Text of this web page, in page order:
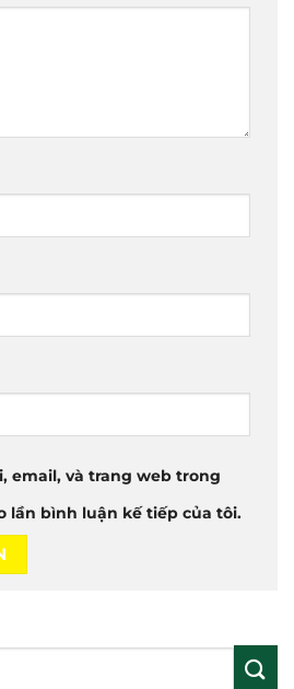
email, và trang web trong
lần bình luận kế tiếp của tôi.